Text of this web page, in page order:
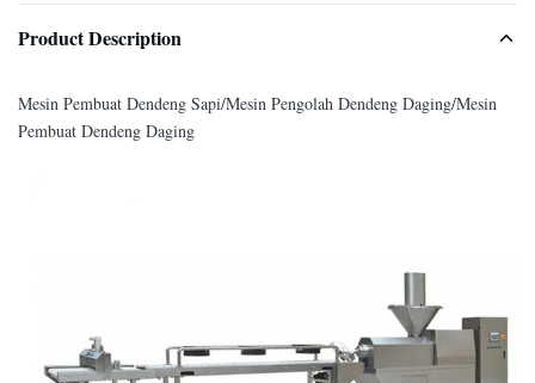
Product Description
Mesin Pembuat Dendeng Sapi/Mesin Pengolah Dendeng Daging/Mesin
Pembuat Dendeng Daging